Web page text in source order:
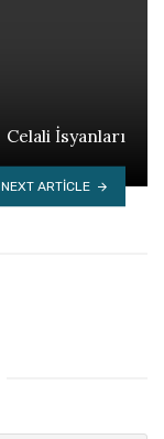
Celali İsyanları
NEXT ARTICLE